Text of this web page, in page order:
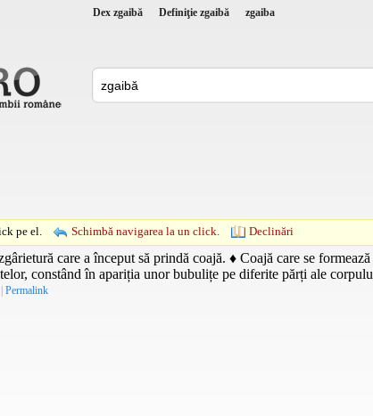
Dex zgaibă Definiţie zgaibă zgaiba
pe el. Schimbă navigarea la un click. Declinări
care a început să prindă coajă. ♦ Coajă care se
constând în apariția unor bubulițe pe diferite părți ale
| Permalink